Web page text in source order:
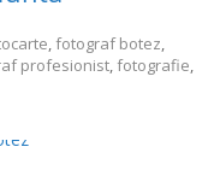
,fotograf botez,
profesionist,fotografie,